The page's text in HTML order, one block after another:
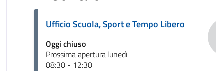
Ufficio Scuola, Sport e Tempo Libero
Oggi chiuso
Prossima apertura lunedì
08:30 - 12:30